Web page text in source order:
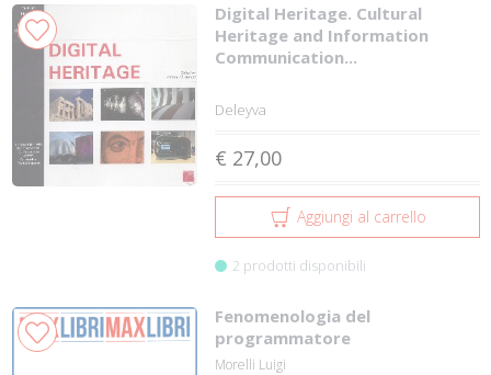
Digital Heritage. Cultural
Heritage and Information
Communication...
Deleyva
€ 27,00
Aggiungi al carrello
2 prodotti disponibili
Fenomenologia del
programmatore
Morelli Luigi